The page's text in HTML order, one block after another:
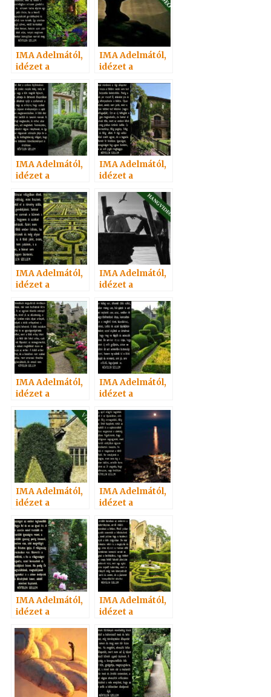
IMA Adelmától,
idézet a
Szellemtől 57.
IMA Adelmától,
idézet a
Szellemtől 73.
IMA Adelmától,
idézet a
Szellemtől 58.
IMA Adelmától,
idézet a
Szellemtől 64.
IMA Adelmától,
idézet a
Szellemtől 59.
IMA Adelmától,
idézet a
Szellemtől 74.
IMA Adelmától,
idézet a
Szellemtől 67.
IMA Adelmától,
idézet a
Szellemtől 63.
IMA Adelmától,
idézet a
Szellemtől 61.
IMA Adelmától,
idézet a
Szellemtől 60.
IMA Adelmától,
idézet a
Szellemtől 66.
IMA Adelmától,
idézet a
Szellemtől 65.